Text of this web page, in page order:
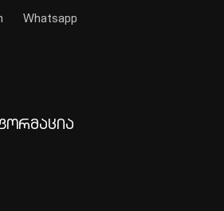
Whatsapp